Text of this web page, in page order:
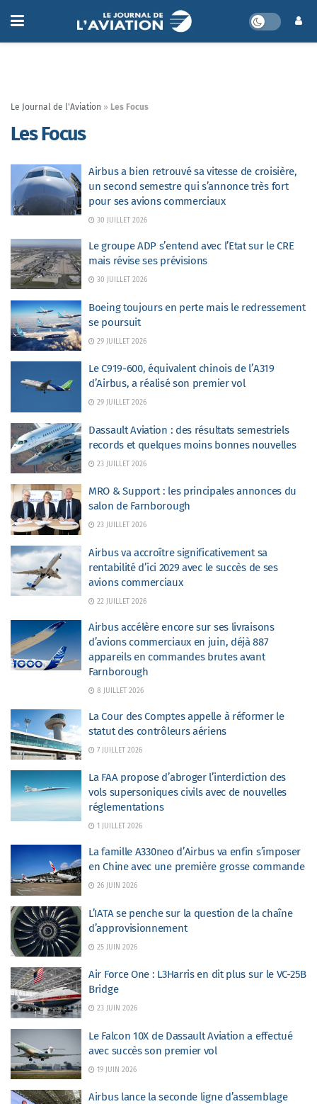
Le Journal de l'Aviation » Les Focus
Les Focus
Airbus a bien retrouvé sa vitesse de croisière,
un second semestre qui s’annonce très fort
pour ses avions commerciaux
30 JUILLET 2026
Le groupe ADP s’entend avec l’Etat sur le CRE
mais révise ses prévisions
30 JUILLET 2026
Boeing toujours en perte mais le redressement
se poursuit
29 JUILLET 2026
Le C919-600, équivalent chinois de l’A319
d’Airbus, a réalisé son premier vol
29 JUILLET 2026
Dassault Aviation : des résultats semestriels
records et quelques moins bonnes nouvelles
23 JUILLET 2026
MRO & Support : les principales annonces du
salon de Farnborough
23 JUILLET 2026
Airbus va accroître significativement sa
rentabilité d’ici 2029 avec le succès de ses
avions commerciaux
22 JUILLET 2026
Airbus accélère encore sur ses livraisons
d’avions commerciaux en juin, déjà 887
appareils en commandes brutes avant
Farnborough
8 JUILLET 2026
La Cour des Comptes appelle à réformer le
statut des contrôleurs aériens
7 JUILLET 2026
La FAA propose d’abroger l’interdiction des
vols supersoniques civils avec de nouvelles
réglementations
1 JUILLET 2026
La famille A330neo d’Airbus va enfin s’imposer
en Chine avec une première grosse commande
26 JUIN 2026
L’IATA se penche sur la question de la chaîne
d’approvisionnement
25 JUIN 2026
Air Force One : L3Harris en dit plus sur le VC-25B
Bridge
23 JUIN 2026
Le Falcon 10X de Dassault Aviation a effectué
avec succès son premier vol
19 JUIN 2026
Airbus lance la seconde ligne d’assemblage